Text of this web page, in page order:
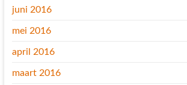
juni 2016
mei 2016
april 2016
maart 2016